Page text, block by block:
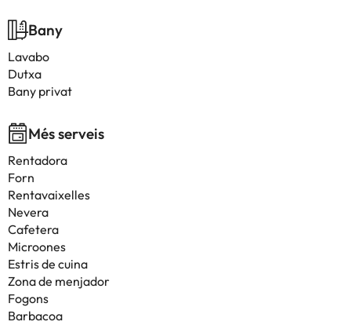
Bany
Lavabo
Dutxa
Bany privat
Més serveis
Rentadora
Forn
Rentavaixelles
Nevera
Cafetera
Microones
Estris de cuina
Zona de menjador
Fogons
Barbacoa